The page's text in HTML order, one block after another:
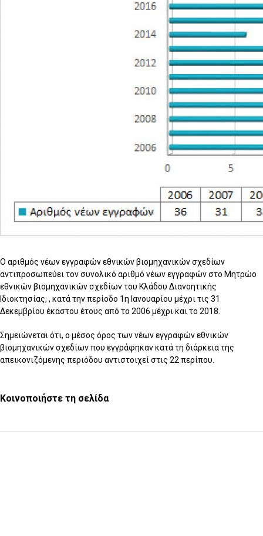
Ο αριθμός νέων εγγραφών εθνικών βιομηχανικών σχεδίων
αντιπροσωπεύει τον συνολικό αριθμό νέων εγγραφών στο Μητρώο
εθνικών βιομηχανικών σχεδίων του Κλάδου Διανοητικής
Ιδιοκτησίας, , κατά την περίοδο 1η Ιανουαρίου μέχρι τις 31
Δεκεμβρίου έκαστου έτους από το 2006 μέχρι και το 2018.
Σημειώνεται ότι, ο μέσος όρος των νέων εγγραφών εθνικών
βιομηχανικών σχεδίων που εγγράφηκαν κατά τη διάρκεια της
απεικονιζόμενης περιόδου αντιστοιχεί στις 22 περίπου.
Κοινοποιήστε τη σελίδα